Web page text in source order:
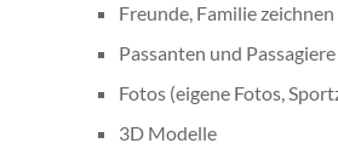
Freunde, Familie zeichnen
Passanten und
Fotos (eigene Fotos,
3D Modelle